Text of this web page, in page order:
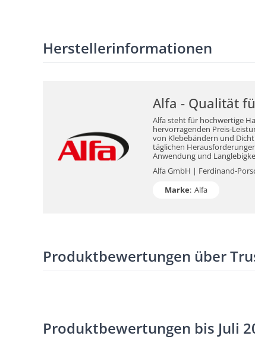
Herstellerinformationen
Alfa - Qualität
Alfa steht für hochwertige
hervorragenden Preis-
von Klebebändern und
täglichen
Anwendung und
Alfa GmbH | Ferdinand-
Marke: Alfa
Produktbewertungen über
Produktbewertungen bis Juli